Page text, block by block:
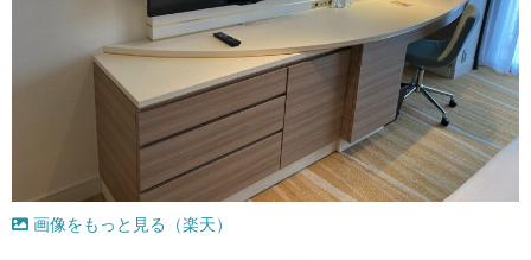
画像をもっと見る（楽天）